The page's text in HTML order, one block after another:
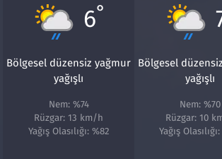
6°
Bölgesel düzensiz yağmur
yağışlı
Nem: %74
Rüzgar: 13 km/h
Yağış Olasılığı: %82
Bölgesel
yağışlı
Nem: %70
Rüzgar: 10
Yağış